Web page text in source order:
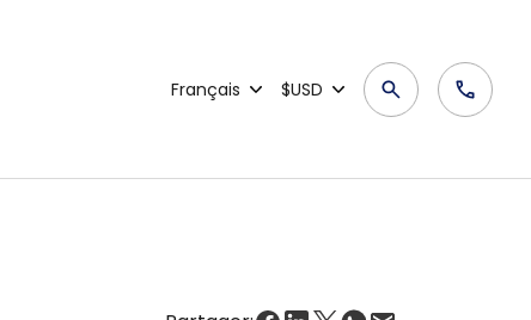
Français $USD